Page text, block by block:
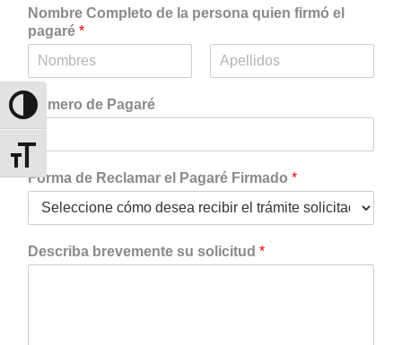
Alternar alto contraste
Alternar tamaño de letra
Nombre Completo de la persona quien firmó el
pagaré *
N
o
m
b
r
i
o
Número de Pagaré
Forma de Reclamar el Pagaré Firmado *
Describa brevemente su solicitud *